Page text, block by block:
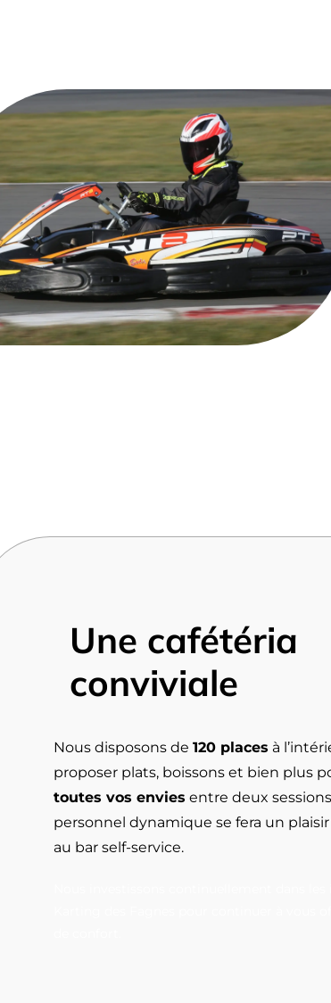
Une cafétéria
conviviale
Nous disposons de120 places à
proposer plats, boissons et bien plus
toutes vos envies entre deux
personnel dynamique se fera un
au bar self-service.